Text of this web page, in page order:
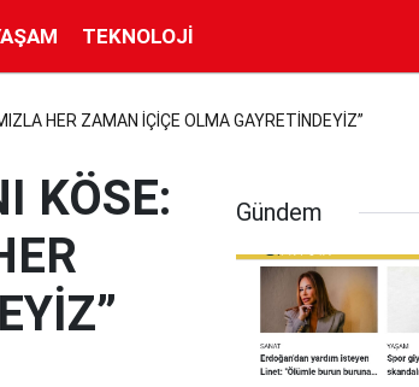
TEKNOLOJI
HER ZAMAN İÇİÇE OLMA GAYRETİNDEYİZ”
KÖSE:
Gündem